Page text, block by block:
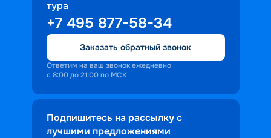
тура
+7 495 877-58-34
Заказать обратный звонок
Ответим на ваш звонок ежедневно
с 8:00 до 21:00 по МСК
Подпишитесь на рассылку с
лучшими предложениями